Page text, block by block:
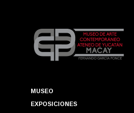
MUSEO
EXPOSICIONES